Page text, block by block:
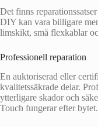
Det finns
DIY kan vara billigare
limskikt, små flexkablar
Professionell reparation
En auktoriserad eller
kvalitetssäkrade delar.
ytterligare skador och
Touch fungerar efter bytet.